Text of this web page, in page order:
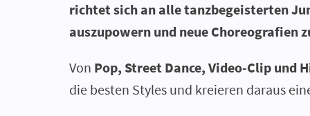
richtet sich an alle tanzbegeisterten
auszupowern und neue Choreografien
Von Pop, Street Dance, Video-Clip und
die besten Styles und kreieren daraus